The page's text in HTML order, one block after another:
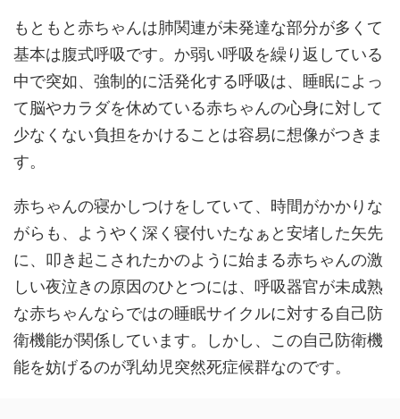
もともと赤ちゃんは肺関連が未発達な部分が多くて
基本は腹式呼吸です。か弱い呼吸を繰り返している
中で突如、強制的に活発化する呼吸は、睡眠によっ
て脳やカラダを休めている赤ちゃんの心身に対して
少なくない負担をかけることは容易に想像がつきま
す。
赤ちゃんの寝かしつけをしていて、時間がかかりな
がらも、ようやく深く寝付いたなぁと安堵した矢先
に、叩き起こされたかのように始まる赤ちゃんの激
しい夜泣きの原因のひとつには、呼吸器官が未成熟
な赤ちゃんならではの睡眠サイクルに対する自己防
衛機能が関係しています。しかし、この自己防衛機
能を妨げるのが乳幼児突然死症候群なのです。